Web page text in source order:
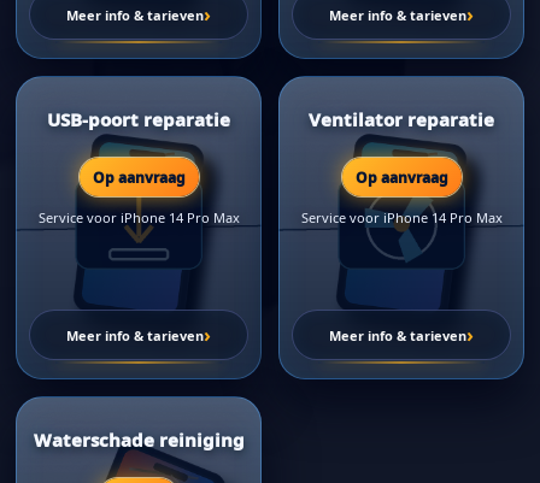
Meer info & tarieven› Meer info & tarieven›
USB-poort reparatie
Op aanvraag
Service voor iPhone 14 Pro Max
Meer info & tarieven›
Ventilator reparatie
Op aanvraag
Service voor iPhone 14 Pro Max
Meer info & tarieven›
Waterschade reiniging